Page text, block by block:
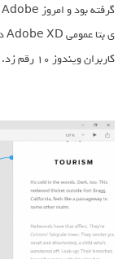
کاربران ویندوز ۱۰ رقم زد.